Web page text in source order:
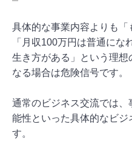
具体的な事業内容よりも「
「月収100万円は普通にな
生き方がある」という理
なる場合は危険信号です。
通常のビジネス交流では
能性といった具体的なビジ
す。